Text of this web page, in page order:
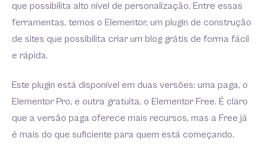
que possibilita alto nível de personalização. Entre essas
ferramentas, temos o Elementor, um plugin de construção
de sites que possibilita criar um blog grátis de forma fácil
e rápida.
Este plugin está disponível em duas versões: uma paga, o
Elementor Pro, e outra gratuita, o Elementor Free. É claro
que a versão paga oferece mais recursos, mas a Free já
é mais do que suficiente para quem está começando.